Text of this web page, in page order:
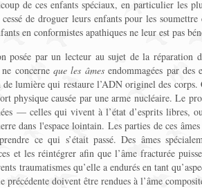
de ces enfants spéciaux, en particulier les
de droguer leurs enfants pour les
en conformistes apathiques ne leur est pas
posée par un lecteur au sujet de la réparation
concerne que les âmesendommagées par des
lumière qui restaure l’ADN originel des
physique causée par une arme nucléaire. Le
— celles qui vivent à l’état d’esprits libres,
dans l'espace lointain. Les parties de ces âmes
ce qui s’était passé. Des âmes
et les réintégrer afin que l’âme fracturée
traumatismes qu’elle a endurés en tant
précédente doivent être rendues à l’âme